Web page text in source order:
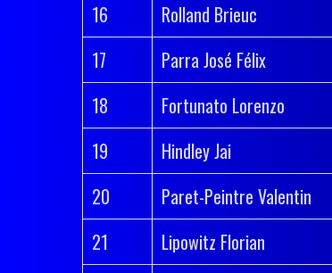
16
Rolland Brieuc
17
Parra José Félix
18
Fortunato Lorenzo
19
Hindley Jai
20
Paret-Peintre Valentin
21
Lipowitz Florian